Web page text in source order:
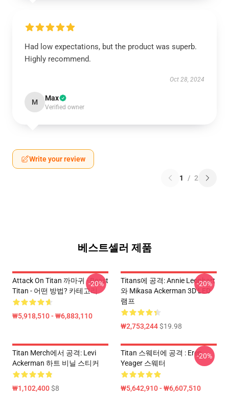
Had low expectations, but the product was superb.
Highly recommend.
Oct 28, 2024
M Max
Verified owner
Write your review
1 / 2
베스트셀러 제품
Attack On Titan 까마귀 - Beast
Titan - 어떤 방법? 카테고리
₩5,918,510 - ₩6,883,110
-20%
Titans에 공격: Annie Leonhart
와 Mikasa Ackerman 3D LED
램프
₩2,753,244$19.98
-20%
Titan Merch에서 공격: Levi
Ackerman 하트 비닐 스티커
₩1,102,400$8
Titan 스웨터에 공격 : Eren
Yeager 스웨터
₩5,642,910 - ₩6,607,510
-20%